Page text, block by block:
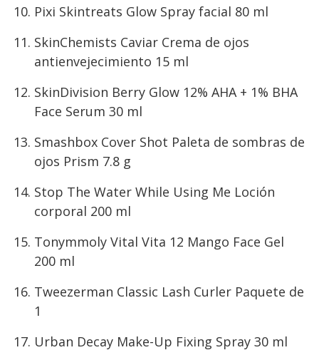
Pixi Skintreats Glow Spray facial 80 ml
SkinChemists Caviar Crema de ojos
antienvejecimiento 15 ml
SkinDivision Berry Glow 12% AHA + 1% BHA
Face Serum 30 ml
Smashbox Cover Shot Paleta de sombras de
ojos Prism 7.8 g
Stop The Water While Using Me Loción
corporal 200 ml
Tonymmoly Vital Vita 12 Mango Face Gel
200 ml
Tweezerman Classic Lash Curler Paquete de
1
Urban Decay Make-Up Fixing Spray 30 ml